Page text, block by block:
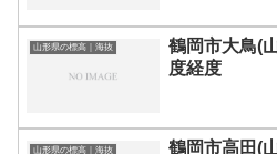
山形県の標高｜海抜
鶴岡市大鳥(
度経度
山形県の標高｜海抜
鶴岡市高田(